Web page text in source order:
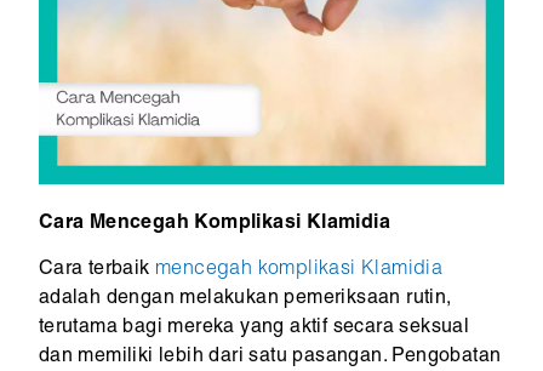
Cara Mencegah Komplikasi Klamidia
Cara terbaik mencegah komplikasi Klamidia
adalah dengan melakukan pemeriksaan rutin,
terutama bagi mereka yang aktif secara seksual
dan memiliki lebih dari satu pasangan. Pengobatan